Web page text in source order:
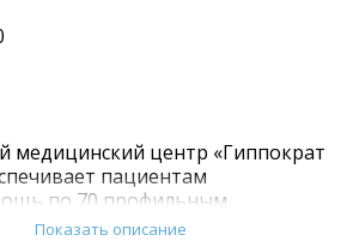
медицинский центр «Гиппократ
пациентам
по 70 профильным
опыт,
Показать описание